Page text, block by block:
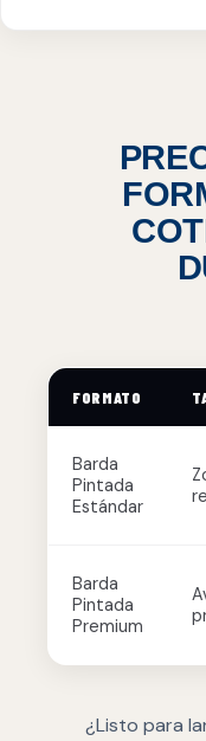
FORMATO
Barda
Pintada
Estándar
Barda
Pintada
Premium
¿Listo para